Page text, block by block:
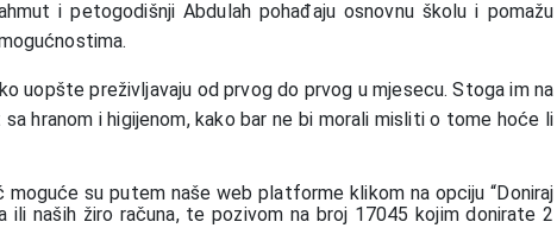
i petogodišnji Abdulah pohađaju osnovnu školu i pomažu
uopšte preživljavaju od prvog do prvog u mjesecu. Stoga im na
hranom i higijenom, kako bar ne bi morali misliti o tome hoće li
moguće suputem naše web platforme klikom na opciju “Doniraj
ili naših žiro računa, te pozivom na broj 17045 kojim donirate 2